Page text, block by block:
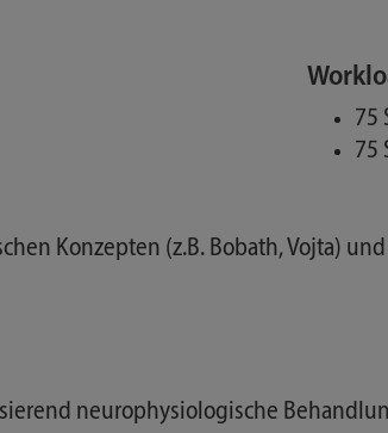
75
75
Konzepten (z.B. Bobath, Vojta)
neurophysiologische